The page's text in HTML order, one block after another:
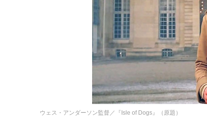
ウェス・アンダーソン監督／『Isle of Dogs』（原題）